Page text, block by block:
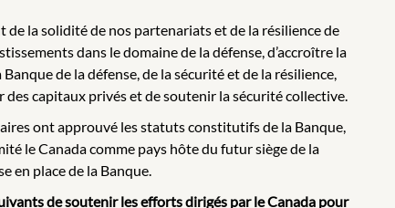
la solidité de nos partenariats et de la résilience de
dans le domaine de la défense, d’accroître la
de la défense, de la sécurité et de la résilience,
capitaux privés et de soutenir la sécurité collective.
ont approuvé les statuts constitutifs de la Banque,
le Canada comme pays hôte du futur siège de la
en place de la Banque.
de soutenir les efforts dirigés par le Canada pour